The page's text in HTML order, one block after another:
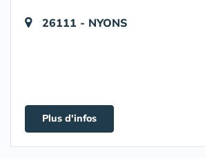
26111 - NYONS
Plus d'infos